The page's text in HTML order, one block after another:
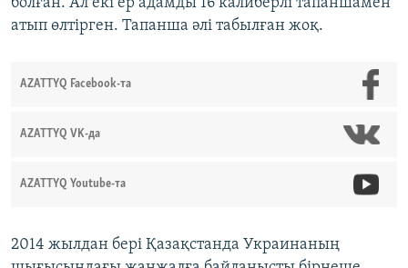
болған. Ал екі ер адамды 16 калиберлі тапаншамен
атып өлтірген. Тапанша әлі табылған жоқ.
AZATTYQ Facebook-та
AZATTYQ VK-да
AZATTYQ Youtube-та
2014 жылдан бері Қазақстанда Украинаның